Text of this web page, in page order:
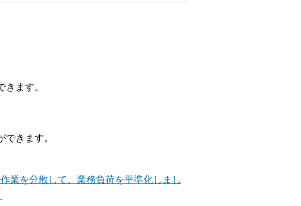
ます。
きます。
業を分散して、業務負荷を平準化しまし